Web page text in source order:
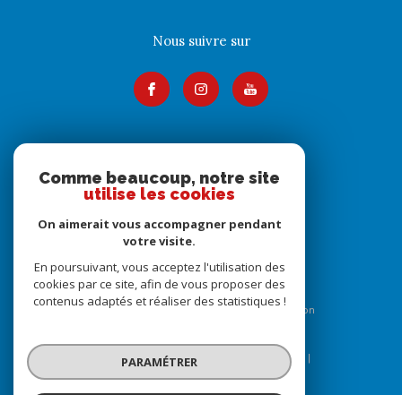
Nous suivre sur
Adhérents
© 2026 | Tous droits réservés | Traduction
Nos honoraires
Plan du site
Mentions légales
Nos liens
Comme beaucoup, notre site
utilise les cookies
On aimerait vous accompagner pendant
votre visite.
En poursuivant, vous acceptez l'utilisation des
cookies par ce site, afin de vous proposer des
contenus adaptés et réaliser des statistiques !
PARAMÉTRER